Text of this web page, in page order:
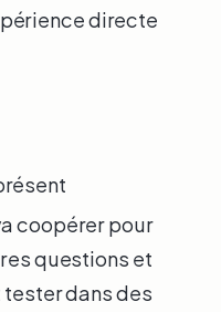
directe
coopérer pour
questions et
dans des